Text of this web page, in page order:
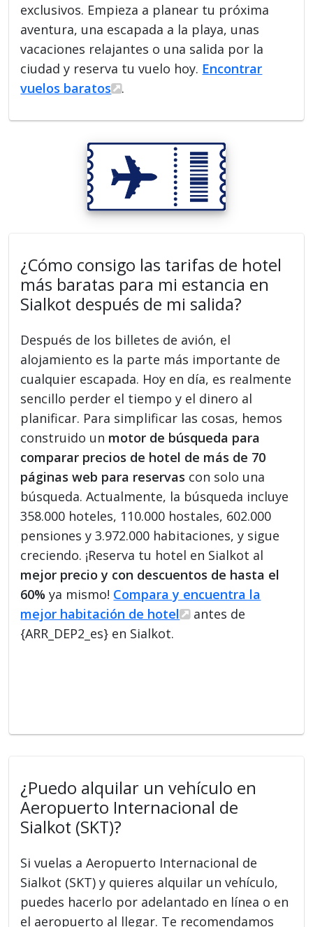
exclusivos. Empieza a planear tu próxima
aventura, una escapada a la playa, unas
vacaciones relajantes o una salida por la
ciudad y reserva tu vuelo hoy. Encontrar
vuelos baratos
.
¿Cómo consigo las tarifas de hotel
más baratas para mi estancia en
Sialkot después de mi salida?
Después de los billetes de avión, el
alojamiento es la parte más importante de
cualquier escapada. Hoy en día, es realmente
sencillo perder el tiempo y el dinero al
planificar. Para simplificar las cosas, hemos
construido un motor de búsqueda para
comparar precios de hotel de más de 70
páginas web para reservas con solo una
búsqueda. Actualmente, la búsqueda incluye
358.000 hoteles, 110.000 hostales, 602.000
pensiones y 3.972.000 habitaciones, y sigue
creciendo. ¡Reserva tu hotel en Sialkot al
mejor precio y con descuentos de hasta el
60% ya mismo! Compara y encuentra la
mejor habitación de hotel
antes de
{ARR_DEP2_es} en Sialkot.
¿Puedo alquilar un vehículo en
Aeropuerto Internacional de
Sialkot (SKT)?
Si vuelas a Aeropuerto Internacional de
Sialkot (SKT) y quieres alquilar un vehículo,
puedes hacerlo por adelantado en línea o en
el aeropuerto al llegar. Te recomendamos